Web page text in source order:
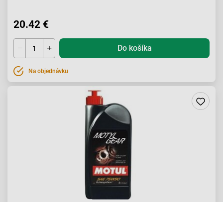
20.42 €
Do košíka
Na objednávku